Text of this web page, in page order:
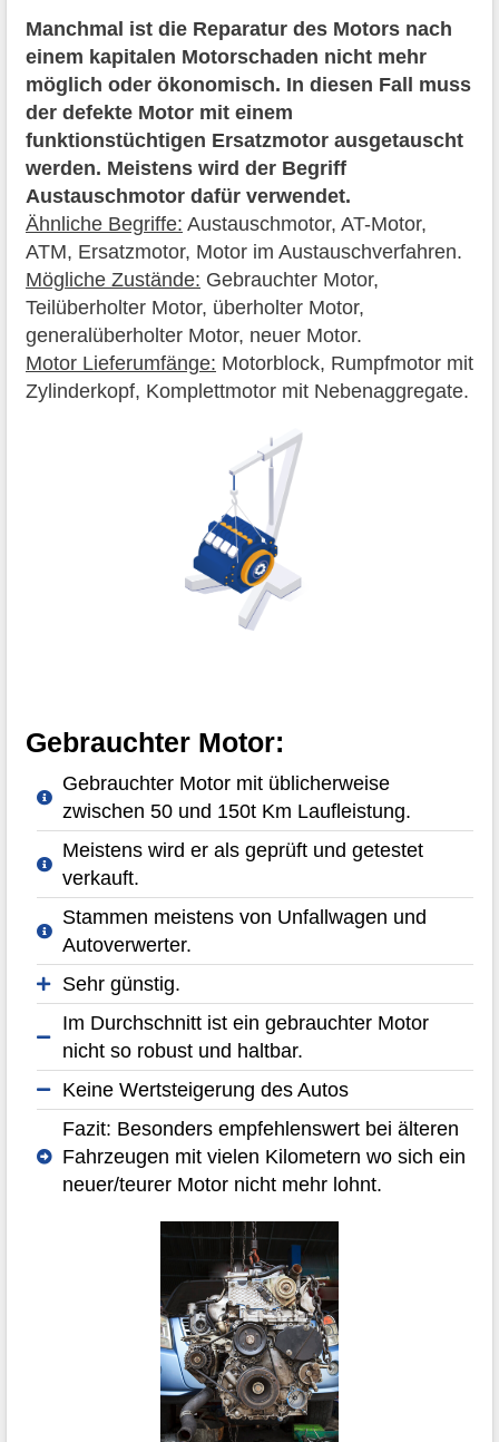
Manchmal ist die Reparatur des Motors nach
einem kapitalen Motorschaden nicht mehr
möglich oder ökonomisch. In diesen Fall muss
der defekte Motor mit einem
funktionstüchtigen Ersatzmotor ausgetauscht
werden. Meistens wird der Begriff
Austauschmotor dafür verwendet.
Ähnliche Begriffe: Austauschmotor, AT-Motor,
ATM, Ersatzmotor, Motor im Austauschverfahren.
Mögliche Zustände: Gebrauchter Motor,
Teilüberholter Motor, überholter Motor,
generalüberholter Motor, neuer Motor.
Motor Lieferumfänge: Motorblock, Rumpfmotor mit
Zylinderkopf, Komplettmotor mit Nebenaggregate.
Gebrauchter Motor:
Gebrauchter Motor mit üblicherweise
zwischen 50 und 150t Km Laufleistung.
Meistens wird er als geprüft und getestet
verkauft.
Stammen meistens von Unfallwagen und
Autoverwerter.
Sehr günstig.
Im Durchschnitt ist ein gebrauchter Motor
nicht so robust und haltbar.
Keine Wertsteigerung des Autos
Fazit: Besonders empfehlenswert bei älteren
Fahrzeugen mit vielen Kilometern wo sich ein
neuer/teurer Motor nicht mehr lohnt.